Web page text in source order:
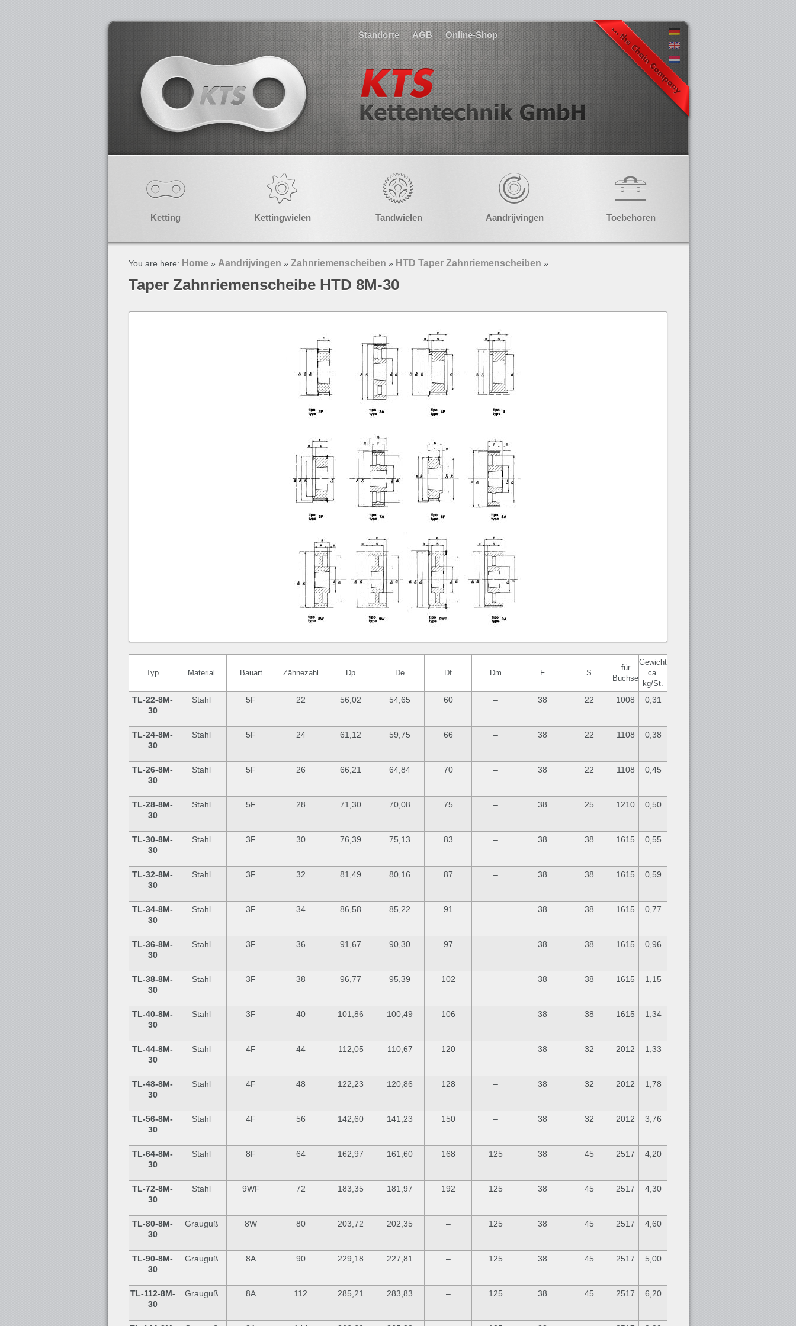
Standorte AGB Online-Shop
Ketting Kettingwielen Tandwielen Aandrijvingen Toebehoren
You are here: Home » Aandrijvingen » Zahnriemenscheiben » HTD Taper Zahnriemenscheiben »
Taper Zahnriemenscheibe HTD 8M-30
Typ Material Bauart Zähnezahl Dp De Df Dm F S
für
Buchse
Gewicht
ca.
kg/St.
TL-22-8M-
30
Stahl 5F 22 56,02 54,65 60 – 38 22 1008 0,31
TL-24-8M-
30
Stahl 5F 24 61,12 59,75 66 – 38 22 1108 0,38
TL-26-8M-
30
Stahl 5F 26 66,21 64,84 70 – 38 22 1108 0,45
TL-28-8M-
30
Stahl 5F 28 71,30 70,08 75 – 38 25 1210 0,50
TL-30-8M-
30
Stahl 3F 30 76,39 75,13 83 – 38 38 1615 0,55
TL-32-8M-
30
Stahl 3F 32 81,49 80,16 87 – 38 38 1615 0,59
TL-34-8M-
30
Stahl 3F 34 86,58 85,22 91 – 38 38 1615 0,77
TL-36-8M-
30
Stahl 3F 36 91,67 90,30 97 – 38 38 1615 0,96
TL-38-8M-
30
Stahl 3F 38 96,77 95,39 102 – 38 38 1615 1,15
TL-40-8M-
30
Stahl 3F 40 101,86 100,49 106 – 38 38 1615 1,34
TL-44-8M-
30
Stahl 4F 44 112,05 110,67 120 – 38 32 2012 1,33
TL-48-8M-
30
Stahl 4F 48 122,23 120,86 128 – 38 32 2012 1,78
TL-56-8M-
30
Stahl 4F 56 142,60 141,23 150 – 38 32 2012 3,76
TL-64-8M-
30
Stahl 8F 64 162,97 161,60 168 125 38 45 2517 4,20
TL-72-8M-
30
Stahl 9WF 72 183,35 181,97 192 125 38 45 2517 4,30
TL-80-8M-
30
Grauguß 8W 80 203,72 202,35 – 125 38 45 2517 4,60
TL-90-8M-
30
Grauguß 8A 90 229,18 227,81 – 125 38 45 2517 5,00
TL-112-8M-
30
Grauguß 8A 112 285,21 283,83 – 125 38 45 2517 6,20